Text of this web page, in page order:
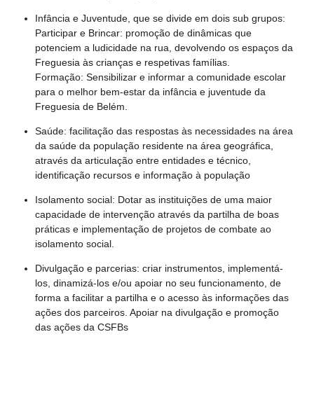
Infância e Juventude, que se divide em dois sub grupos:
Participar e Brincar: promoção de dinâmicas que
potenciem a ludicidade na rua, devolvendo os espaços da
Freguesia às crianças e respetivas famílias.
Formação: Sensibilizar e informar a comunidade escolar
para o melhor bem-estar da infância e juventude da
Freguesia de Belém.
Saúde: facilitação das respostas às necessidades na área
da saúde da população residente na área geográfica,
através da articulação entre entidades e técnico,
identificação recursos e informação à população
Isolamento social: Dotar as instituições de uma maior
capacidade de intervenção através da partilha de boas
práticas e implementação de projetos de combate ao
isolamento social.
Divulgação e parcerias: criar instrumentos, implementá-
los, dinamizá-los e/ou apoiar no seu funcionamento, de
forma a facilitar a partilha e o acesso às informações das
ações dos parceiros. Apoiar na divulgação e promoção
das ações da CSFBs